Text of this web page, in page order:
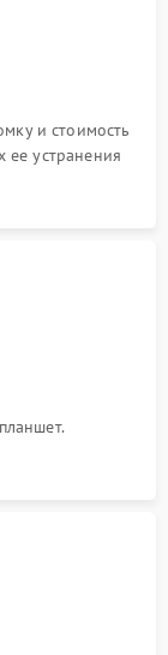
и стоимость
устранения